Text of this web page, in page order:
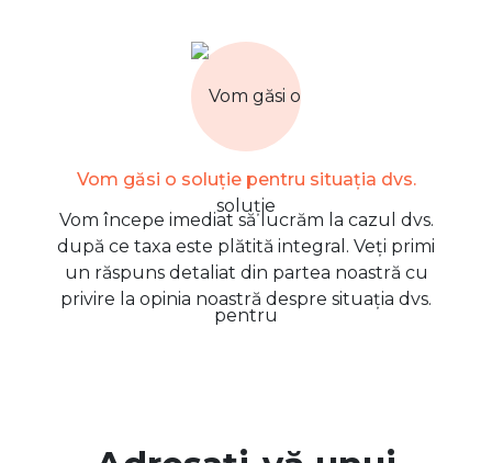
Vom găsi o soluție pentru situația dvs.
Vom începe imediat să lucrăm la cazul dvs.
după ce taxa este plătită integral. Veți primi
un răspuns detaliat din partea noastră cu
privire la opinia noastră despre situația dvs.